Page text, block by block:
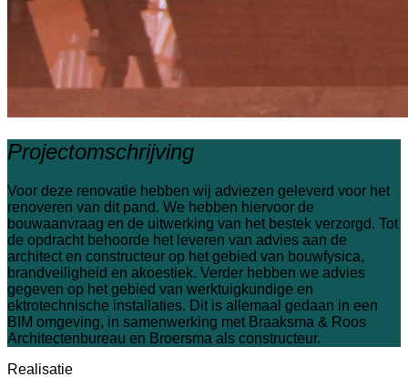
Projectomschrijving
Voor deze renovatie hebben wij adviezen geleverd voor het
renoveren van dit pand. We hebben hiervoor de
bouwaanvraag en de uitwerking van het bestek verzorgd. Tot
de opdracht behoorde het leveren van advies aan de
architect en constructeur op het gebied van bouwfysica,
brandveiligheid en akoestiek. Verder hebben we advies
gegeven op het gebied van werktuigkundige en
ektrotechnische installaties. Dit is allemaal gedaan in een
BIM omgeving, in samenwerking met Braaksma & Roos
Architectenbureau en Broersma als constructeur.
Realisatie